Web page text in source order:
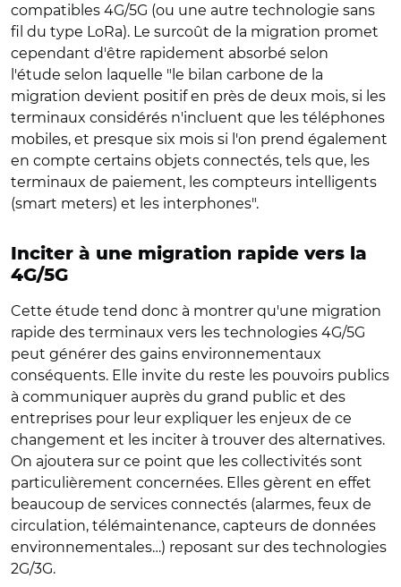
compatibles 4G/5G (ou une autre technologie sans
fil du type LoRa). Le surcoût de la migration promet
cependant d'être rapidement absorbé selon
l'étude selon laquelle "le bilan carbone de la
migration devient positif en près de deux mois, si les
terminaux considérés n'incluent que les téléphones
mobiles, et presque six mois si l'on prend également
en compte certains objets connectés, tels que, les
terminaux de paiement, les compteurs intelligents
(smart meters) et les interphones".
Inciter à une migration rapide vers la
4G/5G
Cette étude tend donc à montrer qu'une migration
rapide des terminaux vers les technologies 4G/5G
peut générer des gains environnementaux
conséquents. Elle invite du reste les pouvoirs publics
à communiquer auprès du grand public et des
entreprises pour leur expliquer les enjeux de ce
changement et les inciter à trouver des alternatives.
On ajoutera sur ce point que les collectivités sont
particulièrement concernées. Elles gèrent en effet
beaucoup de services connectés (alarmes, feux de
circulation, télémaintenance, capteurs de données
environnementales…) reposant sur des technologies
2G/3G.